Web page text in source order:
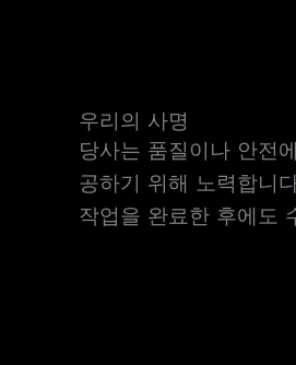
우리의 사명
당사는 품질이나 안전
공하기 위해 노력합니
작업을 완료한 후에도